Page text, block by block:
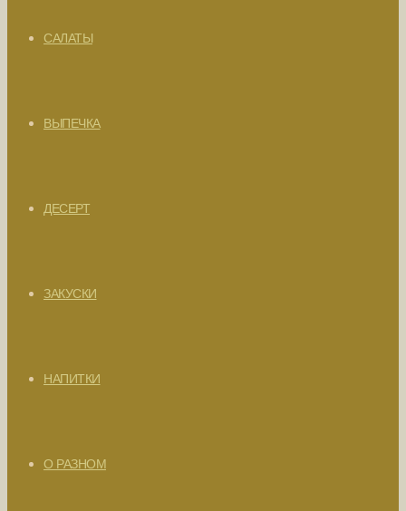
САЛАТЫ
ВЫПЕЧКА
ДЕСЕРТ
ЗАКУСКИ
НАПИТКИ
О РАЗНОМ